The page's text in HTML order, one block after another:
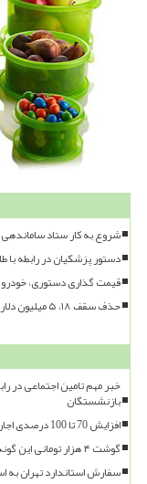
شروع به کار ستاد ساماندهی
دستور پزشکیان در رابطه با طلب ۴ میلیارد یورویی تامین کنندگان
قیمت گذاری دستوری، خودرو
حذف سقف ۱۸، ۵ میلیون دلاری استانی برای واردات کالاهای اساسی از مرزها
خبر مهم تامین اجتماعی در
بازنشستگان
افزایش 70 تا 100 درصدی اجاره بها در تهران
گوشت ۴ هزار تومانی این گونه میلیونی قیمت خورد
سفارش استاندارد تهران به